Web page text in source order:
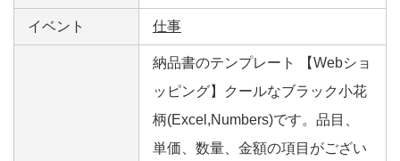
イベント 仕事
納品書のテンプレート 【Webショ
ッピング】クールなブラック小花
柄(Excel,Numbers)です。品目、
単価、数量、金額の項目がござい